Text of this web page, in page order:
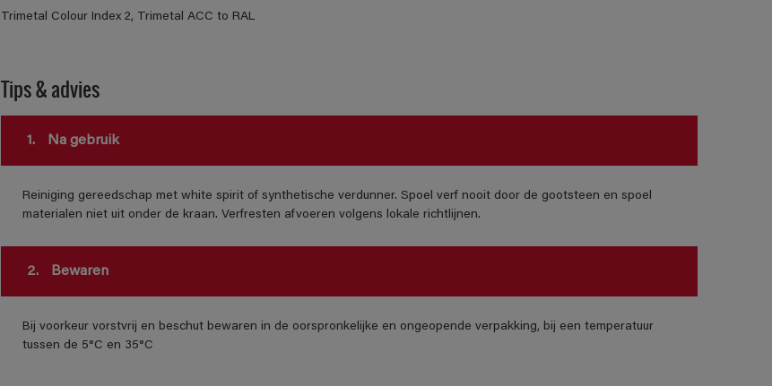
Trimetal Colour Index 2, Trimetal ACC to RAL
Tips & advies
1. Na gebruik
Reiniging gereedschap met white spirit of synthetische verdunner. Spoel verf nooit door de gootsteen en spoel
materialen niet uit onder de kraan. Verfresten afvoeren volgens lokale richtlijnen.
2. Bewaren
Bij voorkeur vorstvrij en beschut bewaren in de oorspronkelijke en ongeopende verpakking, bij een temperatuur
tussen de 5°C en 35°C